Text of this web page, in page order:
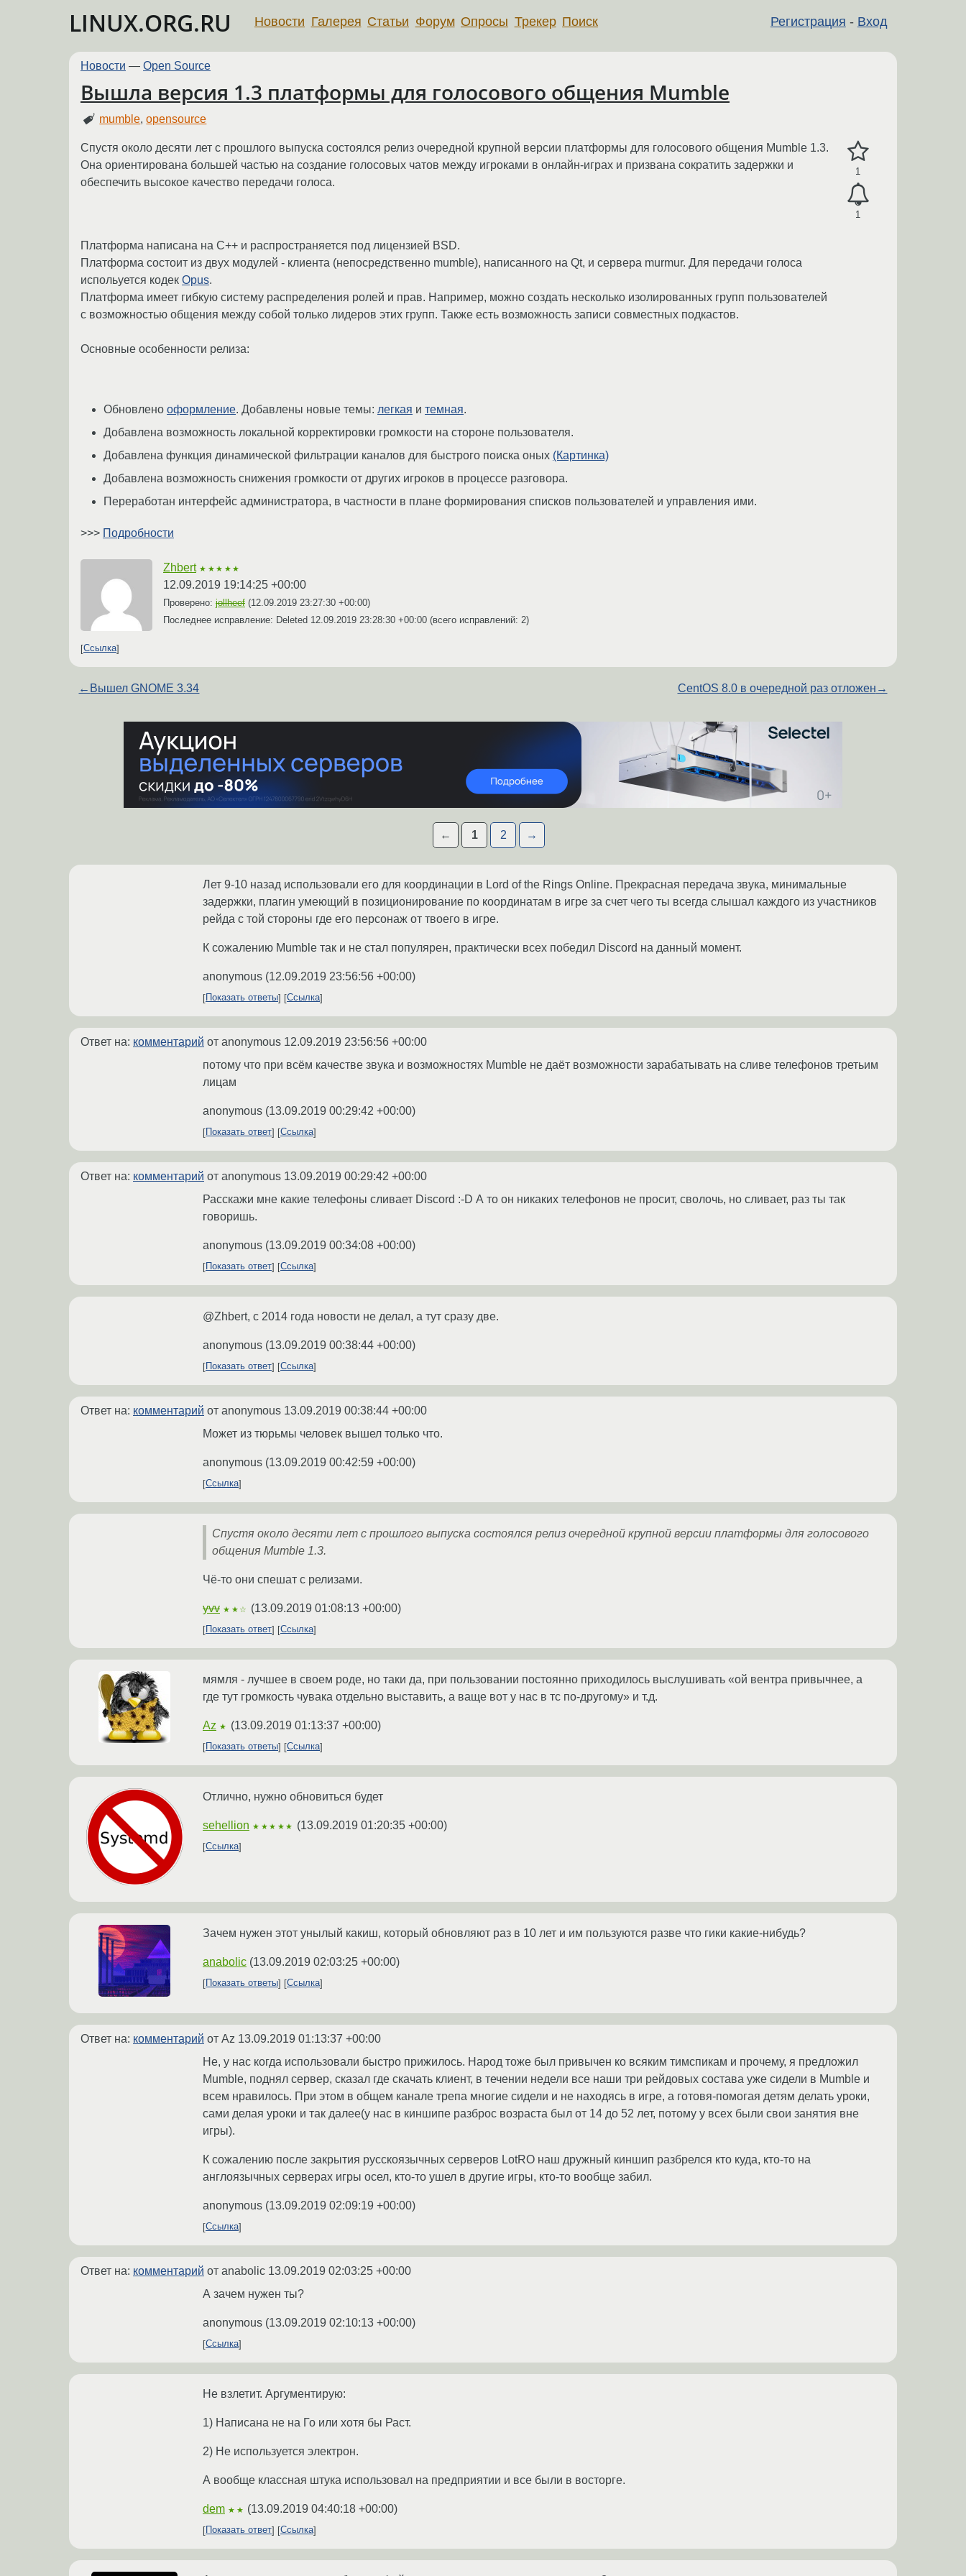
LINUX.ORG.RU Регистрация - Вход
Новости Галерея Статьи Форум Опросы Трекер Поиск
Новости — Open Source
Вышла версия 1.3 платформы для голосового общения Mumble
mumble,opensource
1
1
Спустя около десяти лет с прошлого выпуска состоялся релиз очередной крупной версии платформы для голосового общения Mumble 1.3.
Она ориентирована большей частью на создание голосовых чатов между игроками в онлайн-играх и призвана сократить задержки и
обеспечить высокое качество передачи голоса.
Платформа написана на С++ и распространяется под лицензией BSD.
Платформа состоит из двух модулей - клиента (непосредственно mumble), написанного на Qt, и сервера murmur. Для передачи голоса
испольуется кодек Opus.
Платформа имеет гибкую систему распределения ролей и прав. Например, можно создать несколько изолированных групп пользователей
с возможностью общения между собой только лидеров этих групп. Также есть возможность записи совместных подкастов.
Основные особенности релиза:
Обновлено оформление. Добавлены новые темы: легкая и темная.
Добавлена возможность локальной корректировки громкости на стороне пользователя.
Добавлена функция динамической фильтрации каналов для быстрого поиска оных (Картинка)
Добавлена возможность снижения громкости от других игроков в процессе разговора.
Переработан интерфейс администратора, в частности в плане формирования списков пользователей и управления ими.
>>> Подробности
Zhbert ★★★★★
12.09.2019 19:14:25 +00:00
Проверено: jollheef (12.09.2019 23:27:30 +00:00)
Последнее исправление: Deleted 12.09.2019 23:28:30 +00:00 (всего исправлений: 2)
Ссылка
← Вышел GNOME 3.34 CentOS 8.0 в очередной раз отложен →
← 1 2 →
Лет 9-10 назад использовали его для координации в Lord of the Rings Online. Прекрасная передача звука, минимальные
задержки, плагин умеющий в позиционирование по координатам в игре за счет чего ты всегда слышал каждого из участников
рейда с той стороны где его персонаж от твоего в игре.
К сожалению Mumble так и не стал популярен, практически всех победил Discord на данный момент.
anonymous (12.09.2019 23:56:56 +00:00)
Показать ответы Ссылка
Ответ на: комментарий от anonymous 12.09.2019 23:56:56 +00:00
потому что при всём качестве звука и возможностях Mumble не даёт возможности зарабатывать на сливе телефонов третьим
лицам
anonymous (13.09.2019 00:29:42 +00:00)
Показать ответ Ссылка
Ответ на: комментарий от anonymous 13.09.2019 00:29:42 +00:00
Расскажи мне какие телефоны сливает Discord :-D А то он никаких телефонов не просит, сволочь, но сливает, раз ты так
говоришь.
anonymous (13.09.2019 00:34:08 +00:00)
Показать ответ Ссылка
@Zhbert, с 2014 года новости не делал, а тут сразу две.
anonymous (13.09.2019 00:38:44 +00:00)
Показать ответ Ссылка
Ответ на: комментарий от anonymous 13.09.2019 00:38:44 +00:00
Может из тюрьмы человек вышел только что.
anonymous (13.09.2019 00:42:59 +00:00)
Ссылка
Спустя около десяти лет с прошлого выпуска состоялся релиз очередной крупной версии платформы для голосового
общения Mumble 1.3.
Чё-то они спешат с релизами.
yvv ★★☆ (13.09.2019 01:08:13 +00:00)
Показать ответ Ссылка
мямля - лучшее в своем роде, но таки да, при пользовании постоянно приходилось выслушивать «ой вентра привычнее, а
где тут громкость чувака отдельно выставить, а ваще вот у нас в тс по-другому» и т.д.
Az ★ (13.09.2019 01:13:37 +00:00)
Показать ответы Ссылка
Отлично, нужно обновиться будет
sehellion ★★★★★ (13.09.2019 01:20:35 +00:00)
Ссылка
Зачем нужен этот унылый какиш, который обновляют раз в 10 лет и им пользуются разве что гики какие-нибудь?
anabolic (13.09.2019 02:03:25 +00:00)
Показать ответы Ссылка
Ответ на: комментарий от Az 13.09.2019 01:13:37 +00:00
Не, у нас когда использовали быстро прижилось. Народ тоже был привычен ко всяким тимспикам и прочему, я предложил
Mumble, поднял сервер, сказал где скачать клиент, в течении недели все наши три рейдовых состава уже сидели в Mumble и
всем нравилось. При этом в общем канале трепа многие сидели и не находясь в игре, а готовя-помогая детям делать уроки,
сами делая уроки и так далее(у нас в киншипе разброс возраста был от 14 до 52 лет, потому у всех были свои занятия вне
игры).
К сожалению после закрытия русскоязычных серверов LotRO наш дружный киншип разбрелся кто куда, кто-то на
англоязычных серверах игры осел, кто-то ушел в другие игры, кто-то вообще забил.
anonymous (13.09.2019 02:09:19 +00:00)
Ссылка
Ответ на: комментарий от anabolic 13.09.2019 02:03:25 +00:00
А зачем нужен ты?
anonymous (13.09.2019 02:10:13 +00:00)
Ссылка
Не взлетит. Аргументирую:
1) Написана не на Го или хотя бы Раст.
2) Не используется электрон.
А вообще классная штука использовал на предприятии и все были в восторге.
dem ★★ (13.09.2019 04:40:18 +00:00)
Показать ответ Ссылка